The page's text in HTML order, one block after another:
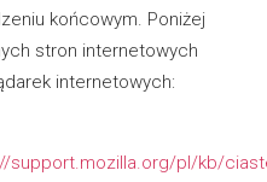
końcowym. Poniżej
stron internetowych
internetowych:
support.mozilla.org/pl/kb/